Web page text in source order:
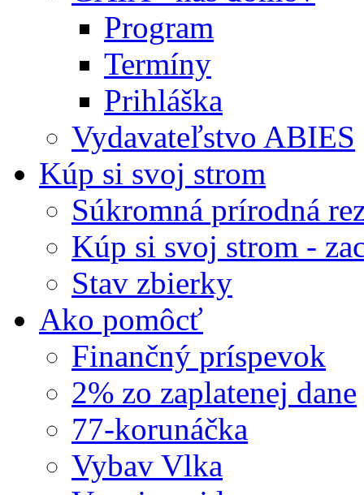
Program
Termíny
Prihláška
Vydavateľstvo ABIES
Kúp si svoj strom
Súkromná prírodná
Kúp si svoj strom -
Stav zbierky
Ako pomôcť
Finančný príspevok
2% zo zaplatenej dane
77-korunáčka
Vybav Vlka